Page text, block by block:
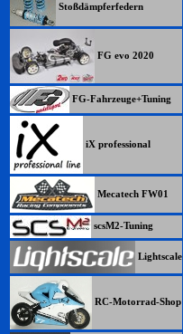
Stoßdämpferfedern
FG evo 2020
FG-Fahrzeuge+Tuning
iX professional
Mecatech FW01
scsM2-Tuning
Lightscale
RC-Motorrad-Shop